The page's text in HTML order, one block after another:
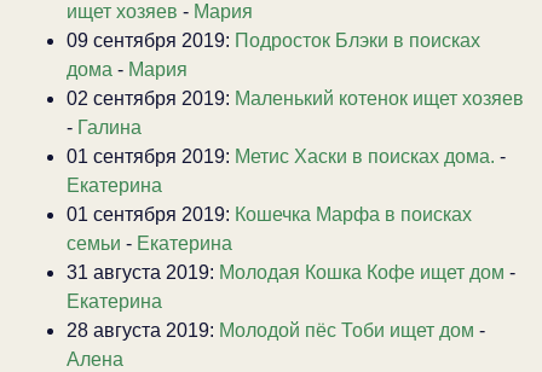
ищет хозяев - Мария
09 сентября 2019: Подросток Блэки в поисках
дома - Мария
02 сентября 2019: Маленький котенок ищет хозяев
- Галина
01 сентября 2019: Метис Хаски в поисках дома. -
Екатерина
01 сентября 2019: Кошечка Марфа в поисках
семьи - Екатерина
31 августа 2019: Молодая Кошка Кофе ищет дом -
Екатерина
28 августа 2019: Молодой пёс Тоби ищет дом -
Алена